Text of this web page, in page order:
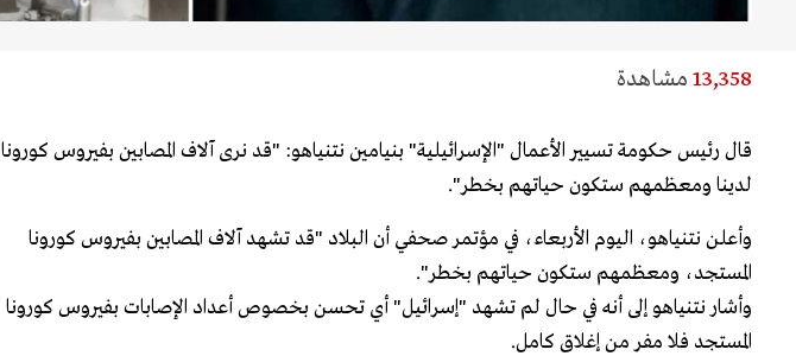
13,358 مشاهدة
قال رئيس حكومة تسيير الأعمال "الإسرائيلية" بنيامين نتنياهو: "قد نرى آلاف المصابين بفيروس كورونا
لدينا ومعظمهم ستكون حياتهم بخطر".
وأعلن نتنياهو، اليوم الأربعاء، في مؤتمر صحفي أن البلاد "قد تشهد آلاف المصابين بفيروس كورونا
المستجد، ومعظمهم ستكون حياتهم بخطر".
وأشار نتنياهو إلى أنه في حال لم تشهد "إسرائيل" أي تحسن بخصوص أعداد الإصابات بفيروس كورونا
المستجد فلا مفر من إغلاق كامل.